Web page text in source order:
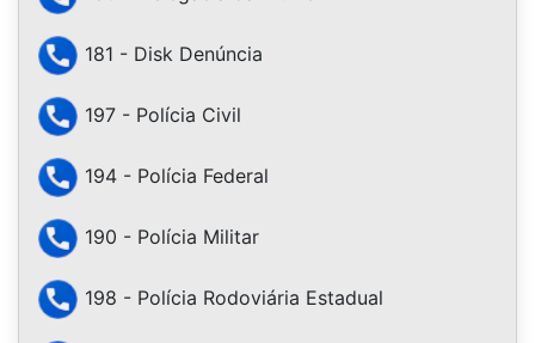
181 - Disk Denúncia
197 - Polícia Civil
194 - Polícia Federal
190 - Polícia Militar
198 - Polícia Rodoviária Estadual